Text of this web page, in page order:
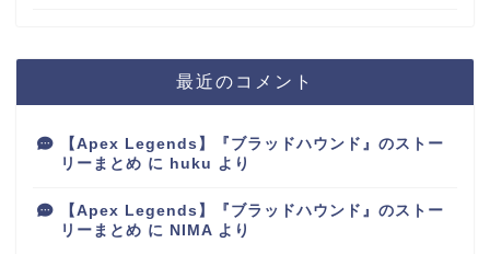
最近のコメント
【Apex Legends】『ブラッドハウンド』のストー
リーまとめ に huku より
【Apex Legends】『ブラッドハウンド』のストー
リーまとめ に NIMA より